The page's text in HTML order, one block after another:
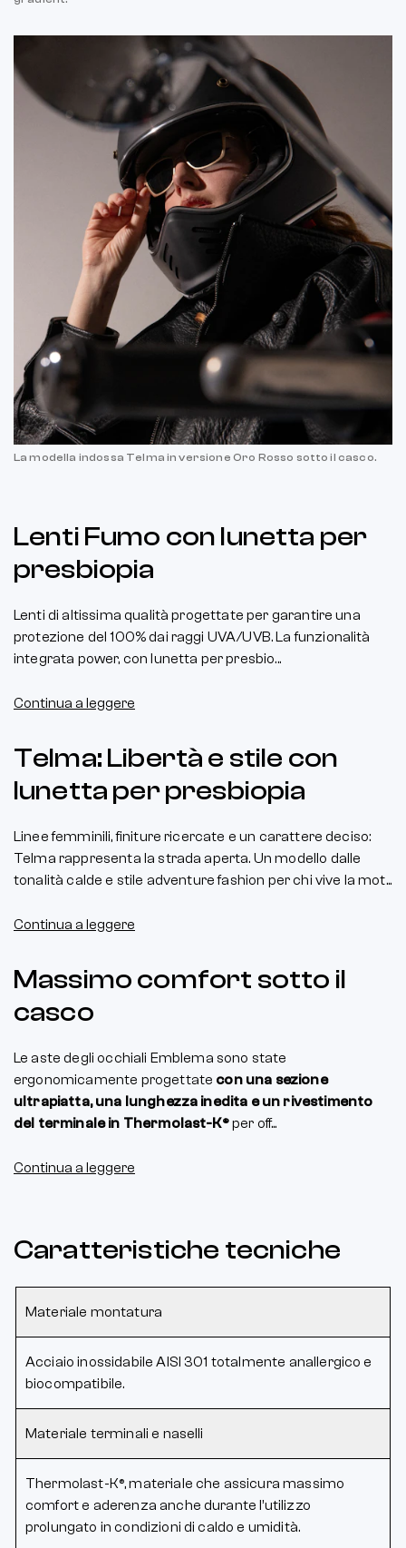
La modella indossa Telma in versione Oro Rosso sotto il casco.
Lenti Fumo con lunetta per
presbiopia
Lenti di altissima qualità progettate per garantire una
protezione del 100% dai raggi UVA/UVB. La funzionalità
integrata power, con lunetta per presbio...
Continua a leggere
Telma: Libertà e stile con
lunetta per presbiopia
Linee femminili, finiture ricercate e un carattere deciso:
Telma rappresenta la strada aperta. Un modello dalle
tonalità calde e stile adventure fashion per chi vive la mot...
Continua a leggere
Massimo comfort sotto il
casco
Le aste degli occhiali Emblema sono state
ergonomicamente progettate con una sezione
ultrapiatta, una lunghezza inedita e un rivestimento
del terminale in Thermolast-K®per off...
Continua a leggere
Caratteristiche tecniche
Materiale montatura
Acciaio inossidabile AISI 301 totalmente anallergico e
biocompatibile.
Materiale terminali e naselli
Thermolast-K®, materiale che assicura massimo
comfort e aderenza anche durante l’utilizzo
prolungato in condizioni di caldo e umidità.